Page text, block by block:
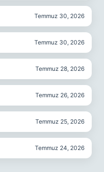
Temmuz 30, 2026
Temmuz 30, 2026
Temmuz 28, 2026
Temmuz 26, 2026
Temmuz 25, 2026
Temmuz 24, 2026